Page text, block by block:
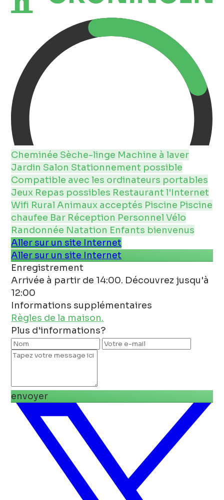
Cheminée Sèche-linge Machine à laver
Jardin Salon Stationnement possible
Compatible avec les ordinateurs portables
Jeux Repas possibles Restaurantl'Internet
Wifi RuralAnimaux acceptés Piscine Piscine
chaufee Bar Réception PersonnelVélo
Randonnée Natation Enfants bienvenus
Aller sur un site Internet
Aller sur un site Internet
Enregistrement
Arrivée à partir de 14:00. Découvrez jusqu'à
12:00
Informations supplémentaires
Règles de la maison.
Plus d'informations?
envoyer